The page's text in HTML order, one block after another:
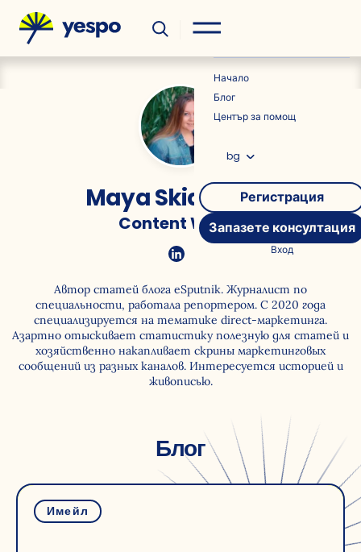
Новини
Начало
Блог
Център за помощ
bg
Регистрация
Запазете консултация
Вход
Maya Skidanova
Content Writer
Автор статей блога eSputnik. Журналист по
специальности, работала репортером. С 2020 года
специализируется на тематике direct-маркетинга.
Азартно отыскивает статистику полезную для статей и
хозяйственно накапливает скрины маркетинговых
сообщений из разных каналов. Интересуется историей и
живописью.
Блог
Имейл